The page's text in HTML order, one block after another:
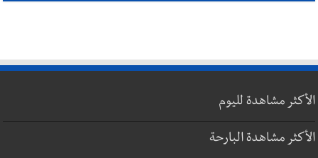
الأكثر مشاهدة لليوم
الأكثر مشاهدة البارحة